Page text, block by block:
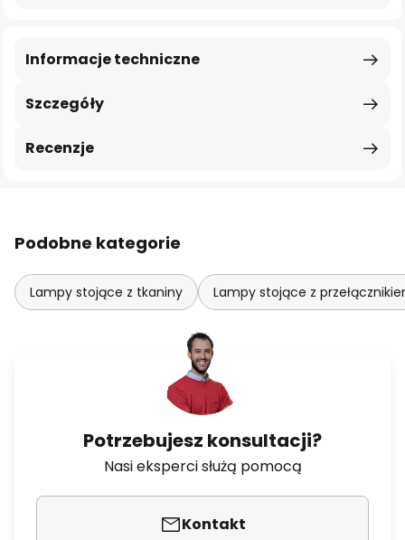
Szczegóły
Informacje techniczne
Recenzje
Podobne kategorie
Lampy stojące z tkaniny Lampy stojące z
Potrzebujesz konsultacji?
Nasi eksperci służą pomocą
Kontakt